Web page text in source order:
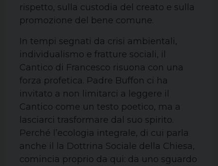
rispetto, sulla custodia del creato e sulla
promozione del bene comune.
In tempi segnati da crisi ambientali,
individualismo e fratture sociali, il
Cantico di Francesco risuona con una
forza profetica. Padre Buffon ci ha
invitato a non limitarci a leggere il
Cantico come un testo poetico, ma a
lasciarci trasformare dal suo spirito.
Perché l’ecologia integrale, di cui parla
anche il la Dottrina Sociale della Chiesa,
comincia proprio da qui: da uno sguardo